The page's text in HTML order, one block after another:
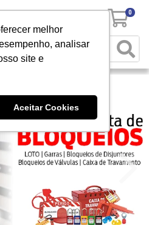
melhor
analisar
site e
Aceitar Cookies
0